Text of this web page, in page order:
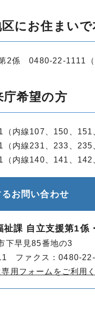
にお住まい
2係 0480-22-1111（
希望の方
内線107、150、151
内線231、233、235
内線140、141、142
お問い合わせ
祉課 自立支援第1係
早見85番地の3
ファクス：0480-
用フォームをご利用く